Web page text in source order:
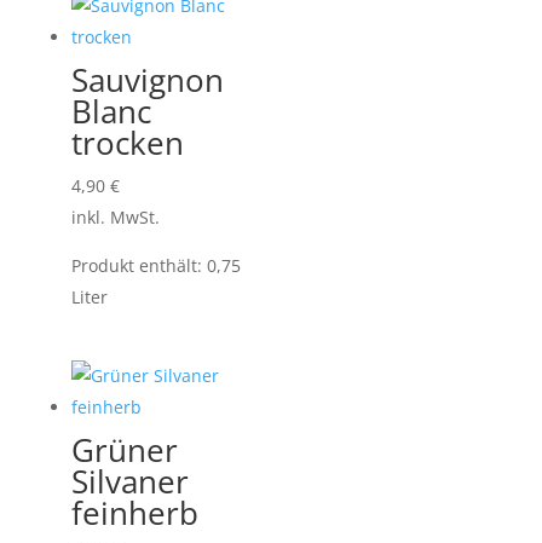
Sauvignon
Blanc
trocken
4,90 €
inkl. MwSt.
Produkt enthält: 0,75
Liter
Grüner
Silvaner
feinherb